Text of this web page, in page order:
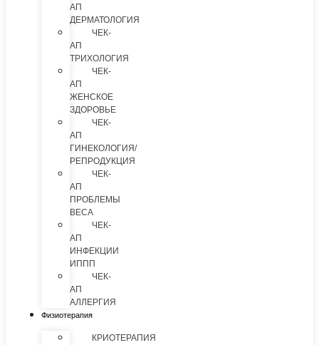
АП
ДЕРМАТОЛОГИЯ
ЧЕК-
АП
ТРИХОЛОГИЯ
ЧЕК-
АП
ЖЕНСКОЕ
ЗДОРОВЬЕ
ЧЕК-
АП
ГИНЕКОЛОГИЯ/
РЕПРОДУКЦИЯ
ЧЕК-
АП
ПРОБЛЕМЫ
ВЕСА
ЧЕК-
АП
ИНФЕКЦИИ
ИППП
ЧЕК-
АП
АЛЛЕРГИЯ
Физиотерапия
КРИОТЕРАПИЯ